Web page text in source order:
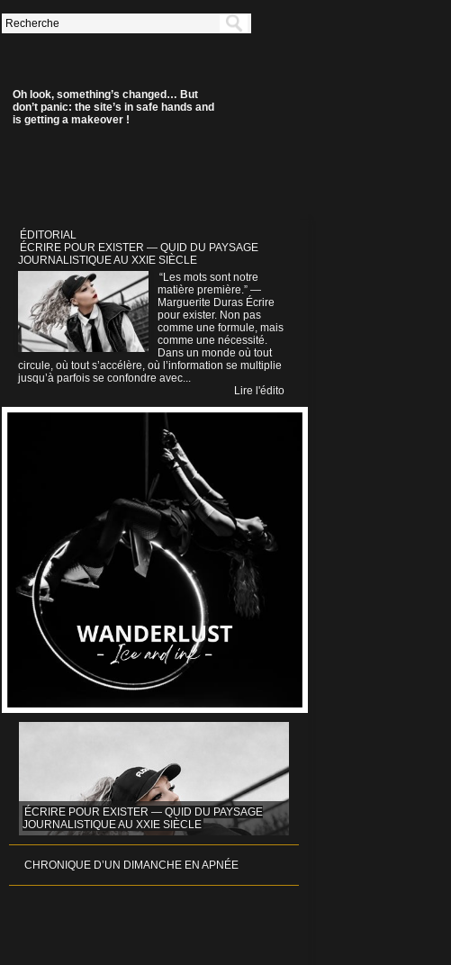
Oh look, something’s changed… But
don’t panic: the site’s in safe hands and
is getting a makeover !
ÉDITORIAL
ÉCRIRE POUR EXISTER — QUID DU PAYSAGE
JOURNALISTIQUE AU XXIE SIÈCLE
“Les mots sont notre
matière première.” —
Marguerite Duras Écrire
pour exister. Non pas
comme une formule, mais
comme une nécessité.
Dans un monde où tout
circule, où tout s’accélère, où l’information se multiplie
jusqu’à parfois se confondre avec...
Lire l'édito
ÉCRIRE POUR EXISTER — QUID DU PAYSAGE
JOURNALISTIQUE AU XXIE SIÈCLE
CHRONIQUE D’UN DIMANCHE EN APNÉE